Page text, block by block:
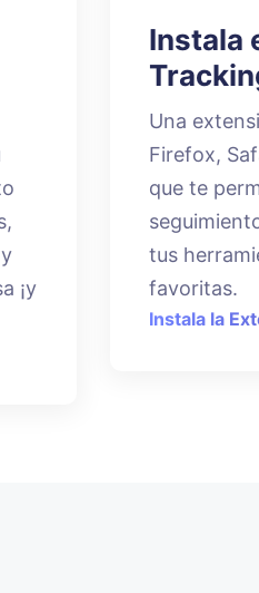
¡y
Instala
Una
Firefox,
que te
tus
favoritas.
Instala la